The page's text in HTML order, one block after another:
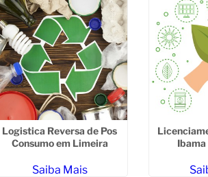
Logistica Reversa de Pos
Consumo em Limeira
Saiba Mais